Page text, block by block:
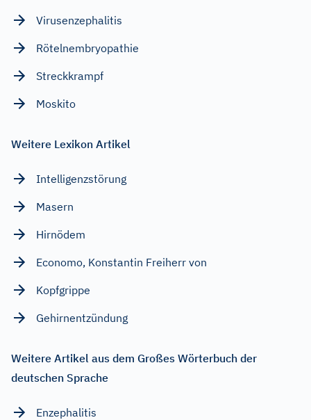
Virusenzephalitis
Rötelnembryopathie
Streckkrampf
Moskito
Weitere Lexikon Artikel
Intelligenzstörung
Masern
Hirnödem
Economo, Konstantin Freiherr von
Kopfgrippe
Gehirnentzündung
Weitere Artikel aus dem Großes Wörterbuch der
deutschen Sprache
Enzephalitis